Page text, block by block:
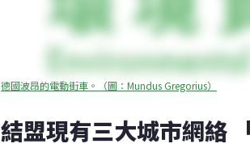
德國波昂的電動街車。（圖：Mundus Gregorius）
結盟現有三大城市網絡